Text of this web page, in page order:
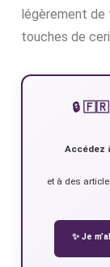
légèrement de
touches de
🔒
Accédez
et à des
✨ Je